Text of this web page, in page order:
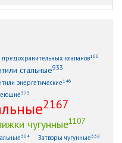
предохранительных клапанов166
стальные933
энергетические146
373
2167
чугунные1107
304 Затворы чугунные338